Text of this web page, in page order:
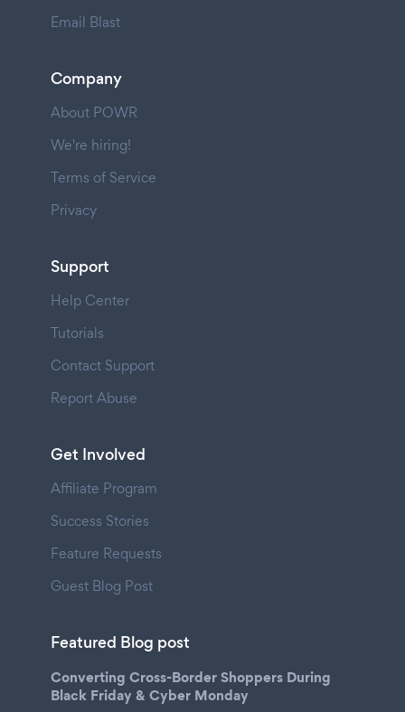
Email Blast
Company
About POWR
We're hiring!
Terms of Service
Privacy
Support
Help Center
Tutorials
Contact Support
Report Abuse
Get Involved
Affiliate Program
Success Stories
Feature Requests
Guest Blog Post
Featured Blog post
Converting Cross-Border Shoppers During
Black Friday & Cyber Monday